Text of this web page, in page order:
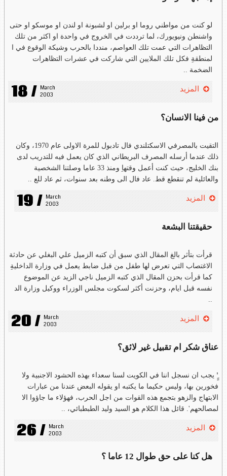
لو كنت من مواطني روما او برلين او لشبونة او لندن او موسكو او حتى
واشنطن ونيويورك، لما ترددت في الخروج في واحدة او اكثر من تلك
التظاهرات التي عمت تلك العواصم، منددا بالحرب وشيكة الوقوع في ا
لمنطقةِ فكل تلك الملايين التي شاركت في عشرات التظاهرات
الضخمة ..
18 / March
2003
المزيد
من فينا الانسان؟
التقيت بالمصرفي الاسكتلندي فال تادبول للمرة الاولى عام 1970، وكان
ذلك عندما أرسله المصرف البريطاني الذي كان يعمل فيه للتدريب لدى
بنك الخليج، حيث كنت أعمل وقتهاِ ومنذ 33 عاما وصلتنا الشخصية
والعائلية لم تنقطع قط. عاد فال الى وطنه بعد سنوات، ثم عاد للع ..
19 / March
2003
المزيد
حقيقتنا البشعة
قرأت بتأثر بالغ المقال الذي سبق أن كتبه الزميل علي البغلي عن حادثة
الاغتصاب التي تعرض لها طفل من قبل ضابط يعمل في وزارة الداخليةِ
كما قرأت بحزن المقال الذي كتبه الزميل ناجي الزيد عن الموضوع
نفسه قبل ايام، وحزنت أكثر لسكوت مجلس الوزراء ووكيل وزارة الد
..
20 / March
2003
المزيد
عناق شكر ام تقبيل غير لائق؟
'ِِِ يجب ان نسجل اننا في الكويت لسنا سعداء بهذه الحشود الاجنبية ولا
فخورين بها، وليس حكيما ما يكتبه او يقوله البعض عندنا من عبارات
الابتهاج والزهو بتجمع هذه القوات من اجل الحرب، فهؤلاء ما جاؤوا الا
لمصالحهم'. قائل هذا الكلام هو السيد وليد الطبطبائي، ..
26 / March
2003
المزيد
هل كنا على حق طوال 12 عاما ؟